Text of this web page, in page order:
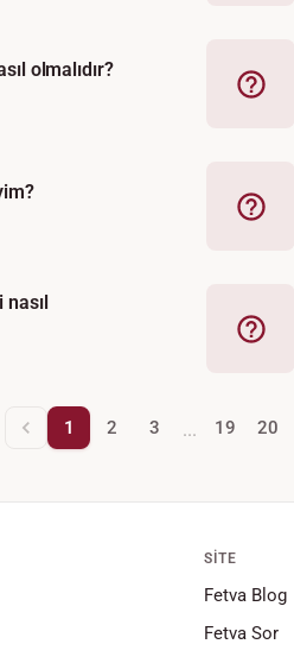
olmalıdır?
Fetva
Fetva
nasıl
Fetva
1 2 3 ... 19 20
SITE
Fetva Blog
Fetva Sor